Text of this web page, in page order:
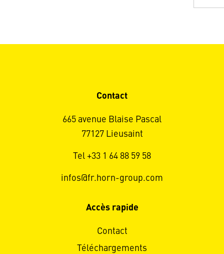
Contact
665 avenue Blaise Pascal
77127 Lieusaint
Tel +33 1 64 88 59 58
infos@fr.horn-group.com
Accès rapide
Contact
Téléchargements